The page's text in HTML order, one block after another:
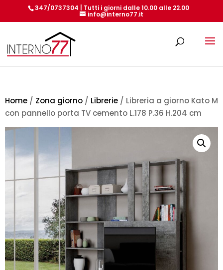
347/0737304 | Tutti i giorni dalle 10.00 alle 22.00
info@interno77.it
Home / Zona giorno / Librerie / Libreria a giorno Kato M
con pannello porta TV cemento L.178 P.36 H.204 cm